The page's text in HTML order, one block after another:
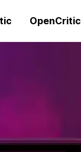
OpenCritic